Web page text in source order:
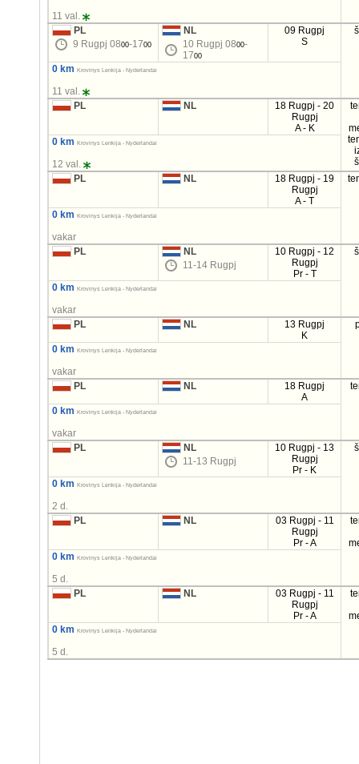
11 val.
PL
9 Rugpj 0800-1700
NL
10 Rugpj 0800-
1700
09 Rugpj
S
0 km Krovinys Lenkija - Nyderlandai
11 val.
PL
NL
18 Rugpj - 20
Rugpj
A - K
0 km Krovinys Lenkija - Nyderlandai
12 val.
PL
NL
18 Rugpj - 19
Rugpj
A - T
0 km Krovinys Lenkija - Nyderlandai
vakar
PL
NL
11-14 Rugpj
10 Rugpj - 12
Rugpj
Pr - T
0 km Krovinys Lenkija - Nyderlandai
vakar
PL
NL
13 Rugpj
K
0 km Krovinys Lenkija - Nyderlandai
vakar
PL
NL
18 Rugpj
A
0 km Krovinys Lenkija - Nyderlandai
vakar
PL
NL
11-13 Rugpj
10 Rugpj - 13
Rugpj
Pr - K
0 km Krovinys Lenkija - Nyderlandai
2 d.
PL
NL
03 Rugpj - 11
Rugpj
Pr - A
0 km
Krovinys Lenkija - Nyderlandai
5 d.
PL
NL
03 Rugpj - 11
Rugpj
Pr - A
0 km
Krovinys Lenkija - Nyderlandai
5 d.